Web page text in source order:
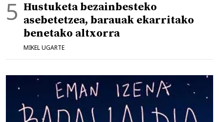
Hustuketa bezainbesteko
asebetetzea, barauak ekarritako
benetako altxorra
MIKEL UGARTE